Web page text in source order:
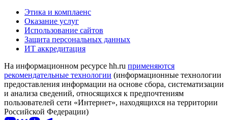
Этика и комплаенс
Оказание услуг
Использование сайтов
Защита персональных данных
ИТ аккредитация
На информационном ресурсе hh.ru применяются
рекомендательные технологии (информационные технологии
предоставления информации на основе сбора, систематизации
и анализа сведений, относящихся к предпочтениям
пользователей сети «Интернет», находящихся на территории
Российской Федерации)